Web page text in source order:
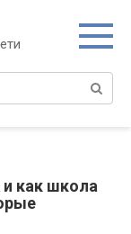
как школа